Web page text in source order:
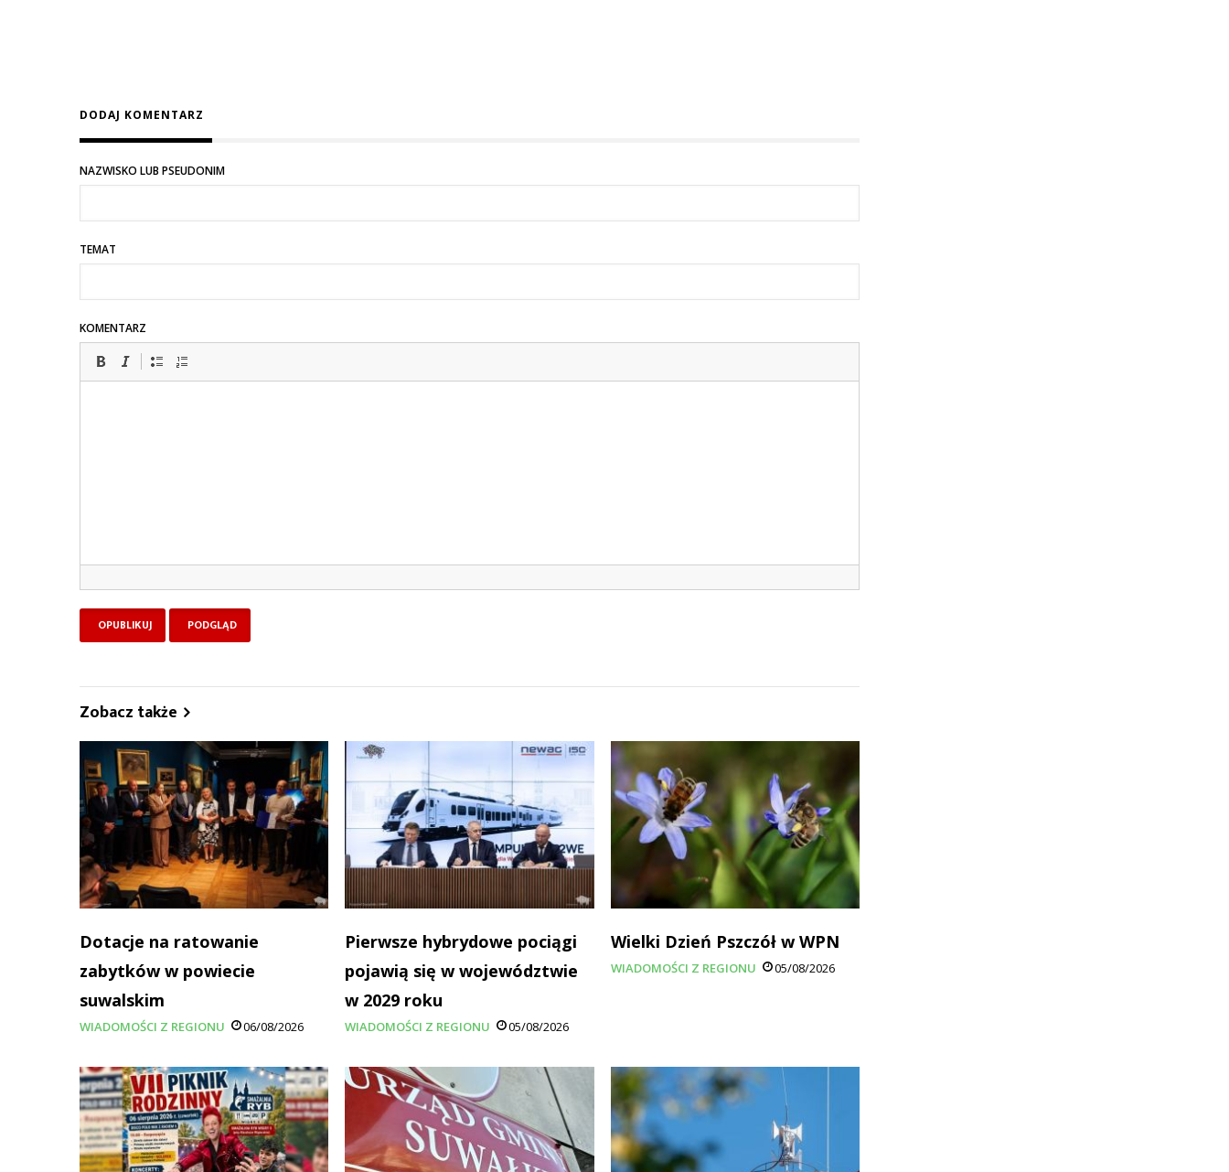
DODAJ KOMENTARZ
NAZWISKO LUB PSEUDONIM
TEMAT
KOMENTARZ
Zobacz także
Dotacje na ratowanie
zabytków w powiecie
suwalskim
WIADOMOŚCI Z REGIONU 06/08/2026
Pierwsze hybrydowe pociągi
pojawią się w województwie
w 2029 roku
WIADOMOŚCI Z REGIONU 05/08/2026
Wielki Dzień Pszczół w WPN
WIADOMOŚCI Z REGIONU 05/08/2026